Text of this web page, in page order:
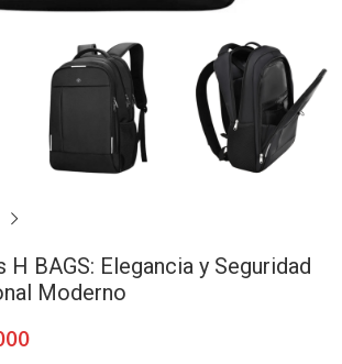
H BAGS: Elegancia y Seguridad
Moderno